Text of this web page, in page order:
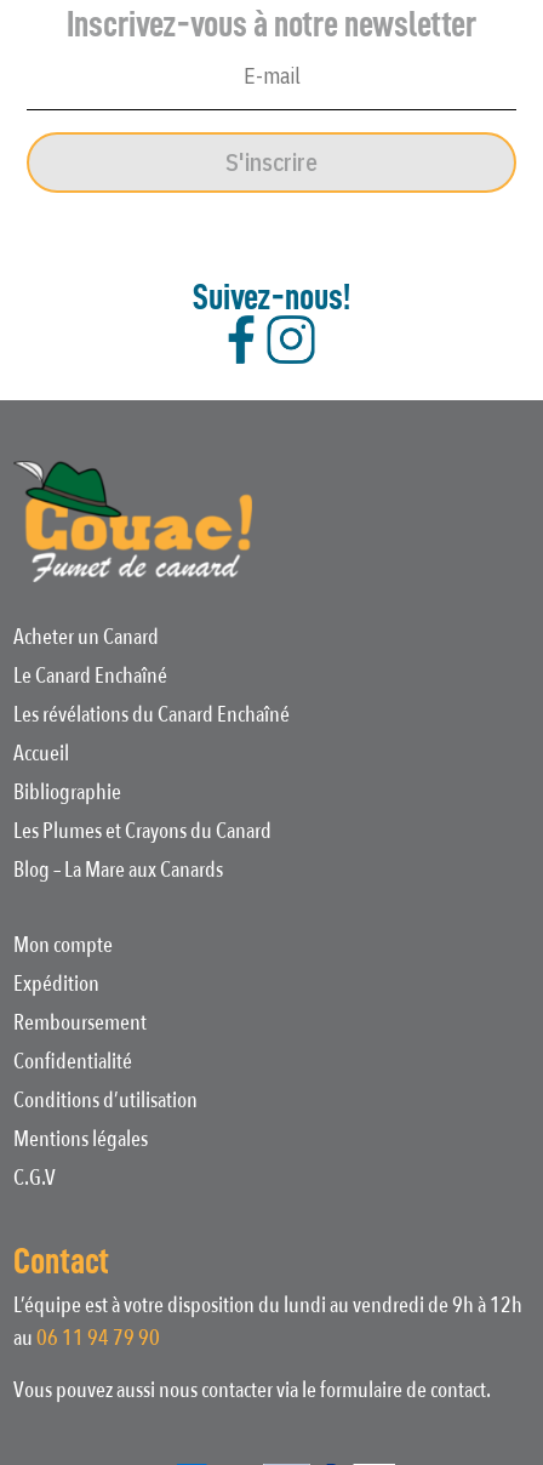
11Inscrivez-vous à notre newsletter
S'inscrire
Suivez-nous!
Acheter un Canard
Le Canard Enchaîné
Les révélations du Canard Enchaîné
Accueil
Bibliographie
Les Plumes et Crayons du Canard
Blog – La Mare aux Canards
Mon compte
Expédition
Remboursement
Confidentialité
Conditions d’utilisation
Mentions légales
C.G.V
Contact
L’équipe est à votre disposition du lundi au vendredi de 9h à 12h
au06 11 94 79 90
Vous pouvez aussi nous contacter via le formulaire de contact.